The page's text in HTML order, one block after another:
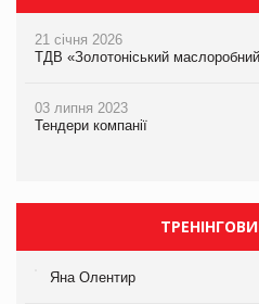
21 січня 2026
ТДВ «Золотоніський
03 липня 2023
Тендери компанії
Яна Олентир